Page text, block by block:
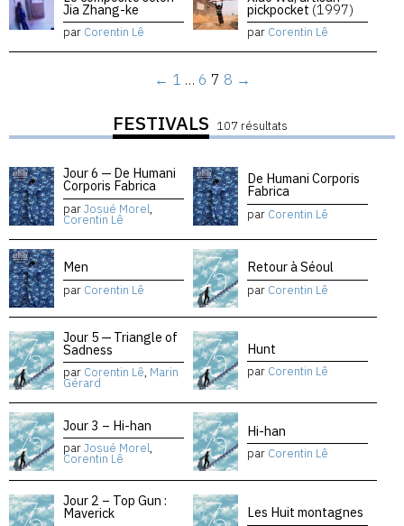
Jia Zhang-ke
par Corentin Lê
pickpocket (1997)
par Corentin Lê
← 1 … 6 7 8 →
FESTIVALS 107 résultats
Jour 6 — De Humani
Corporis Fabrica
parJosué Morel,
Corentin Lê
De Humani Corporis
Fabrica
par Corentin Lê
Men
par Corentin Lê
Retour à Séoul
par Corentin Lê
Jour 5 — Triangle of
Sadness
par Corentin Lê, Marin
Gérard
Hunt
par Corentin Lê
Jour 3 – Hi-han
parJosué Morel,
Corentin Lê
Hi-han
par Corentin Lê
Jour 2 – Top Gun :
Maverick Les Huit montagnes